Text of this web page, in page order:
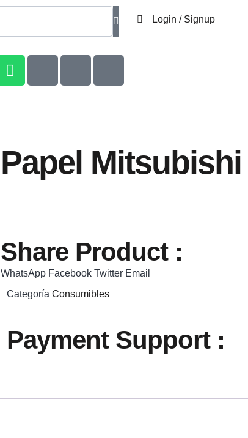
Login / Signup
Papel
Share Product :
WhatsApp Facebook Twitter Email
Categoría Consumibles
Payment Support :